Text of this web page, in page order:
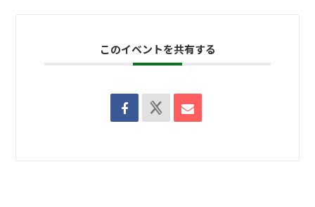
このイベントを共有する